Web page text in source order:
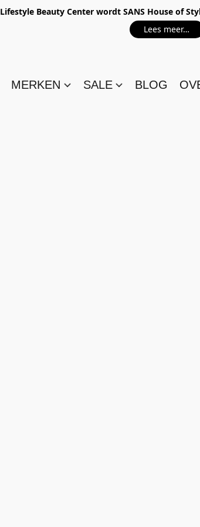
Lifestyle Beauty Center wordt SANS House of
Lees meer…
MERKEN SALE BLOG